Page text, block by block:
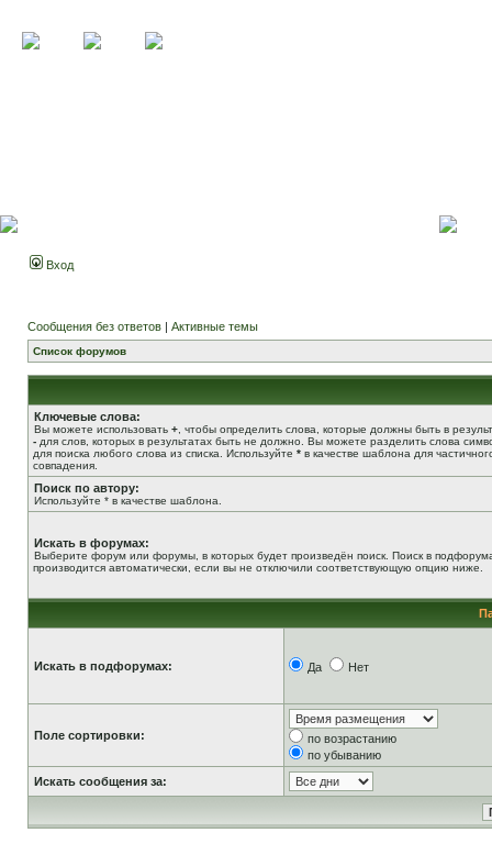
Вход
Сообщения без ответов | Активные темы
Список форумов
Ключевые слова:
Вы можете использовать + , чтобы определить слова, которые должны быть в
- для слов, которых в результатах быть не должно. Вы можете разделить слова
для поиска любого слова из списка. Используйте * в качестве шаблона для
совпадения.
Поиск по автору:
Используйте * в качестве шаблона.
Искать в форумах:
Выберите форум или форумы, в которых будет произведён поиск. Поиск в
производится автоматически, если вы не отключили соответствующую опцию ниже.
Искать в подфорумах: Да Нет
Поле сортировки:
по возрастанию
по убыванию
Искать сообщения за: